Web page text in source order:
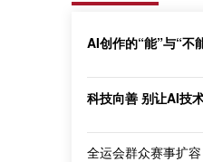
AI创作的“能”与“不
科技向善 别让AI技
全运会群众赛事扩